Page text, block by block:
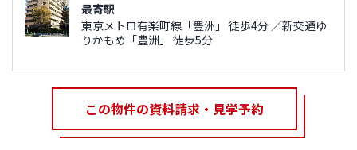
最寄駅
東京メトロ有楽町線「豊洲」 徒歩4分 ／新交通ゆ
りかもめ「豊洲」 徒歩5分
この物件の資料請求・見学予約